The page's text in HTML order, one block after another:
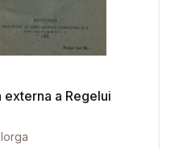
externa a Regelui